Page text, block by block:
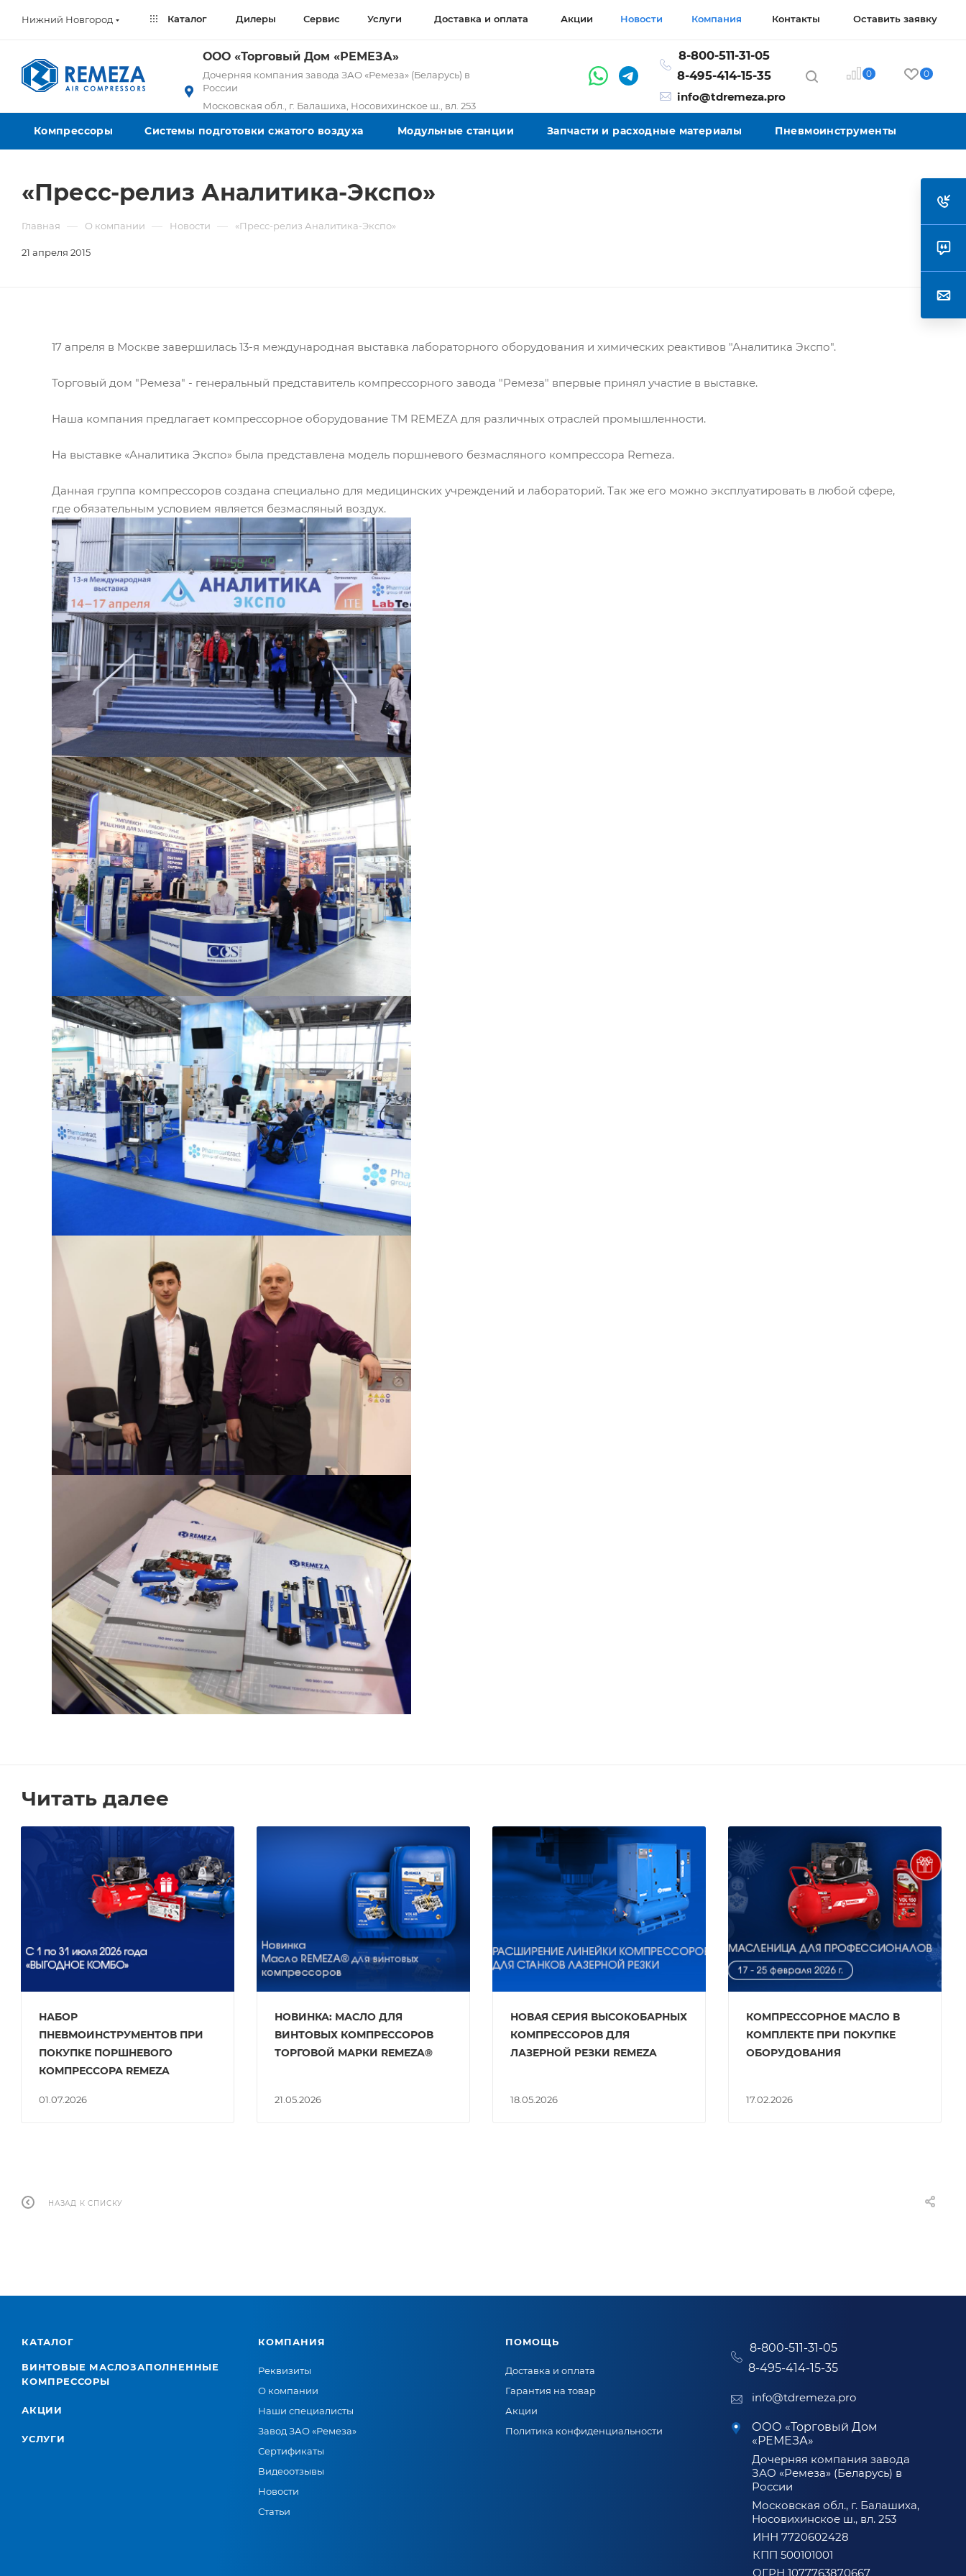
Нижний Новгород Каталог Дилеры Сервис Услуги Доставка и оплата Акции Новости Компания Контакты Оставить заявку
ООО «Торговый Дом «РЕМЕЗА»
Дочерняя компания завода ЗАО «Ремеза» (Беларусь) в
России
Московская обл., г. Балашиха, Носовихинское ш., вл. 253
8-800-511-31-05
8-495-414-15-35
info@tdremeza.pro
0 0
Компрессоры Системы подготовки сжатого воздуха Модульные станции Запчасти и расходные материалы Пневмоинструменты
«Пресс-релиз Аналитика-Экспо»
Главная — О компании — Новости — «Пресс-релиз Аналитика-Экспо»
21 апреля 2015
17 апреля в Москве завершилась 13-я международная выставка лабораторного оборудования и химических реактивов "Аналитика Экспо".
Торговый дом "Ремеза" - генеральный представитель компрессорного завода "Ремеза" впервые принял участие в выставке.
Наша компания предлагает компрессорное оборудование ТМ REMEZA для различных отраслей промышленности.
На выставке «Аналитика Экспо» была представлена модель поршневого безмасляного компрессора Remeza.
Данная группа компрессоров создана специально для медицинских учреждений и лабораторий. Так же его можно эксплуатировать в любой сфере,
где обязательным условием является безмасляный воздух.
Читать далее
01.07.2026
НАБОР
ПНЕВМОИНСТРУМЕНТОВ ПРИ
ПОКУПКЕ ПОРШНЕВОГО
КОМПРЕССОРА REMEZA
21.05.2026
НОВИНКА: МАСЛО ДЛЯ
ВИНТОВЫХ КОМПРЕССОРОВ
ТОРГОВОЙ МАРКИ REMEZA®
18.05.2026
НОВАЯ СЕРИЯ ВЫСОКОБАРНЫХ
КОМПРЕССОРОВ ДЛЯ
ЛАЗЕРНОЙ РЕЗКИ REMEZA
17.02.2026
КОМПРЕССОРНОЕ МАСЛО В
КОМПЛЕКТЕ ПРИ ПОКУПКЕ
ОБОРУДОВАНИЯ
НАЗАД К СПИСКУ
КАТАЛОГ
ВИНТОВЫЕ МАСЛОЗАПОЛНЕННЫЕ
КОМПРЕССОРЫ
АКЦИИ
УСЛУГИ
КОМПАНИЯ
Реквизиты
О компании
Наши специалисты
Завод ЗАО «Ремеза»
Сертификаты
Видеоотзывы
Новости
Статьи
ПОМОЩЬ
Доставка и оплата
Гарантия на товар
Акции
Политика конфиденциальности
8-800-511-31-05
8-495-414-15-35
info@tdremeza.pro
ООО «Торговый Дом
«РЕМЕЗА»
Дочерняя компания завода
ЗАО «Ремеза» (Беларусь) в
России
Московская обл., г. Балашиха,
Носовихинское ш., вл. 253
ИНН 7720602428
КПП 500101001
ОГРН 1077763870667